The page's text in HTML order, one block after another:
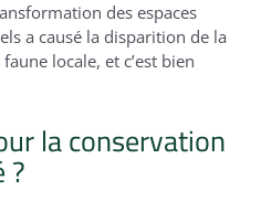
des espaces
a causé la disparition de la
locale, et c’est bien
la conservation